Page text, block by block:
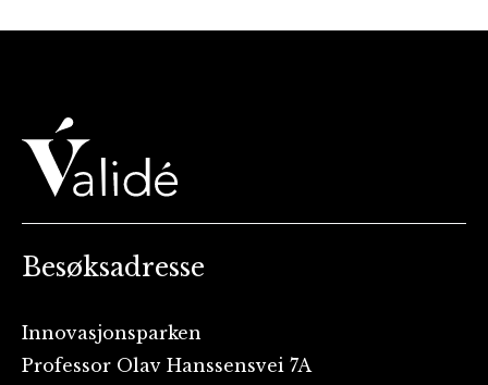
Besøksadresse
Innovasjonsparken
Professor Olav Hanssensvei 7A